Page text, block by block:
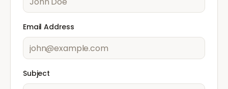
Email Address
Subject